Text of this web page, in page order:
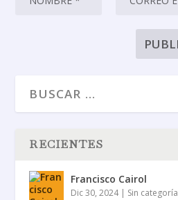
RECIENTES
Francisco Cairol
Dic 30, 2024| Sin categoría